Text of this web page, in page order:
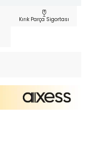
Kırık Parça Sigortası